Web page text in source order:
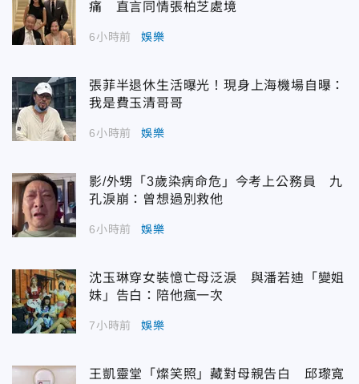
痛 直言同情張柏芝處境
6小時前 娛樂
張菲半退休生活曝光！現身上海機場自曝：
我是費玉清哥哥
6小時前 娛樂
影/外甥「3歲染病命危」今考上公務員 九
孔淚崩：曾想過別救他
6小時前 娛樂
沈玉琳穿女裝憶亡母泛淚 與潘若迪「變姐
妹」告白：陪他瘋一次
7小時前 娛樂
王凱靈堂「燦笑照」藏對母親告白 邱瓈寬